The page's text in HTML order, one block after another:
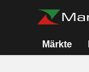
Märkte